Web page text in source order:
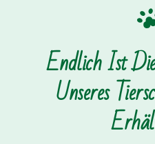
Endlich Ist
Unseres